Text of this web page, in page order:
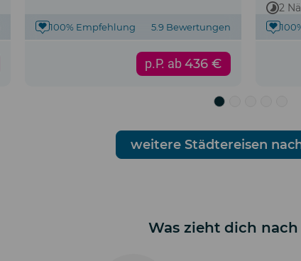
100% Empfehlung 5.9 Bewertungen
p.P. ab436 €
2
weitere Städtereisen
Was zieht dich nach